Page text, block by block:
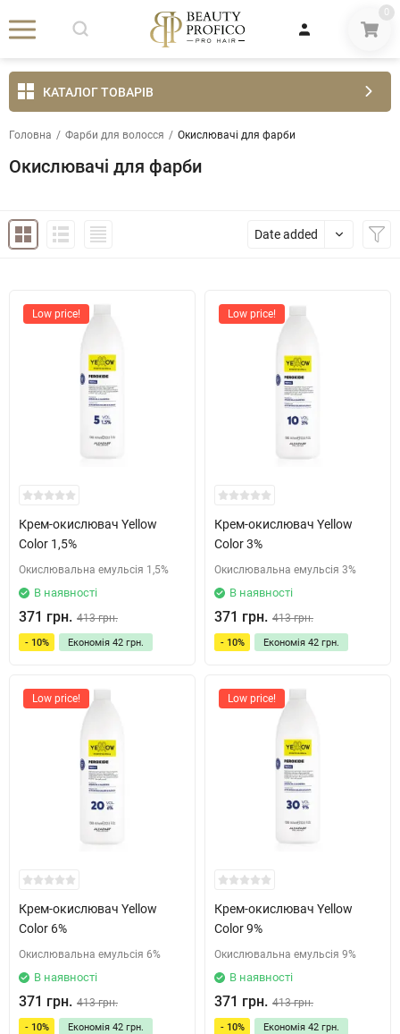
0
КАТАЛОГ ТОВАРІВ
Головна / Фарби для волосся / Окислювачі для фарби
Окислювачі для фарби
Date added
Low price!
Крем-окислювач Yellow
Color 1,5%
Окислювальна емульсія 1,5%
В наявності
371 грн. 413 грн.
- 10% Економія 42 грн.
Low price!
Крем-окислювач Yellow
Color 3%
Окислювальна емульсія 3%
В наявності
371 грн. 413 грн.
- 10% Економія 42 грн.
Low price!
Крем-окислювач Yellow
Color 6%
Окислювальна емульсія 6%
В наявності
371 грн. 413 грн.
- 10% Економія 42 грн.
Low price!
Крем-окислювач Yellow
Color 9%
Окислювальна емульсія 9%
В наявності
371 грн. 413 грн.
- 10% Економія 42 грн.